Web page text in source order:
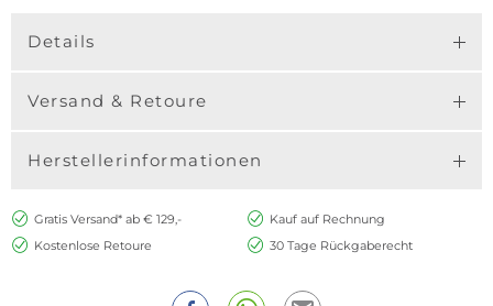
Details
Versand & Retoure
Herstellerinformationen
Gratis Versand* ab € 129,-
Kauf auf Rechnung
Kostenlose Retoure
30 Tage Rückgaberecht